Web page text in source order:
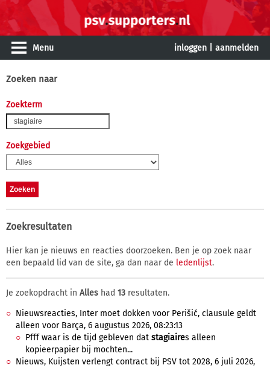
Menu inloggen aanmelden
Zoeken naar
Zoekterm
Zoekgebied
Zoekresultaten
Hier kan je nieuws en reacties doorzoeken. Ben je op zoek naar
een bepaald lid van de site, ga dan naar de ledenlijst.
Je zoekopdracht in Alles had 13 resultaten.
Nieuwsreacties, Inter moet dokken voor Perišić, clausule geldt
alleen voor Barça, 6 augustus 2026, 08:23:13
Pfff waar is de tijd gebleven dat stagiaires alleen
kopieerpapier bij mochten...
Nieuws, Kuijsten verlengt contract bij PSV tot 2028, 6 juli 2026,